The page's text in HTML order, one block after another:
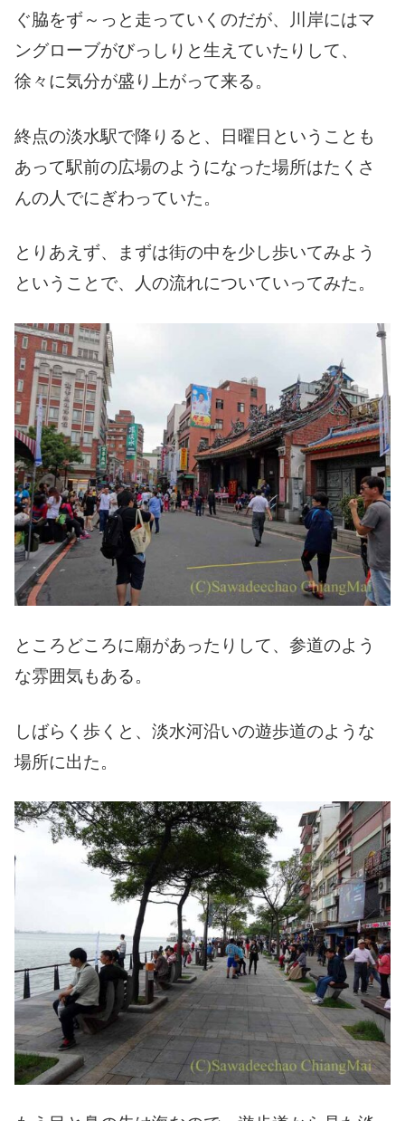
ぐ脇をず～っと走っていくのだが、川岸にはマ
ングローブがびっしりと生えていたりして、
徐々に気分が盛り上がって来る。
終点の淡水駅で降りると、日曜日ということも
あって駅前の広場のようになった場所はたくさ
んの人でにぎわっていた。
とりあえず、まずは街の中を少し歩いてみよう
ということで、人の流れについていってみた。
ところどころに廟があったりして、参道のよう
な雰囲気もある。
しばらく歩くと、淡水河沿いの遊歩道のような
場所に出た。